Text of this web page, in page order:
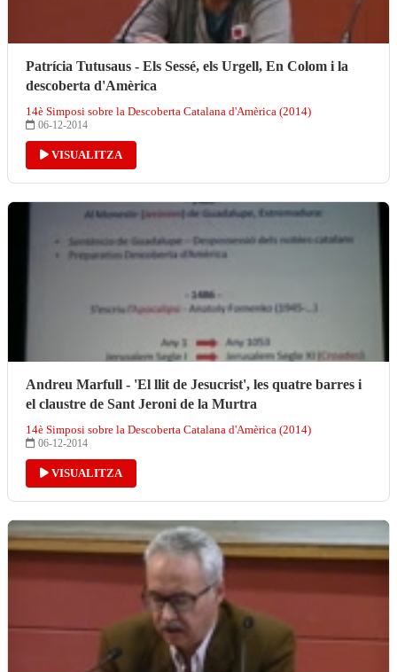
Patrícia Tutusaus - Els Sessé, els Urgell, En Colom i la
descoberta d'Amèrica
14è Simposi sobre la Descoberta Catalana d'Amèrica (2014)
06-12-2014
VISUALITZA
Andreu Marfull - 'El llit de Jesucrist', les quatre barres i
el claustre de Sant Jeroni de la Murtra
14è Simposi sobre la Descoberta Catalana d'Amèrica (2014)
06-12-2014
VISUALITZA